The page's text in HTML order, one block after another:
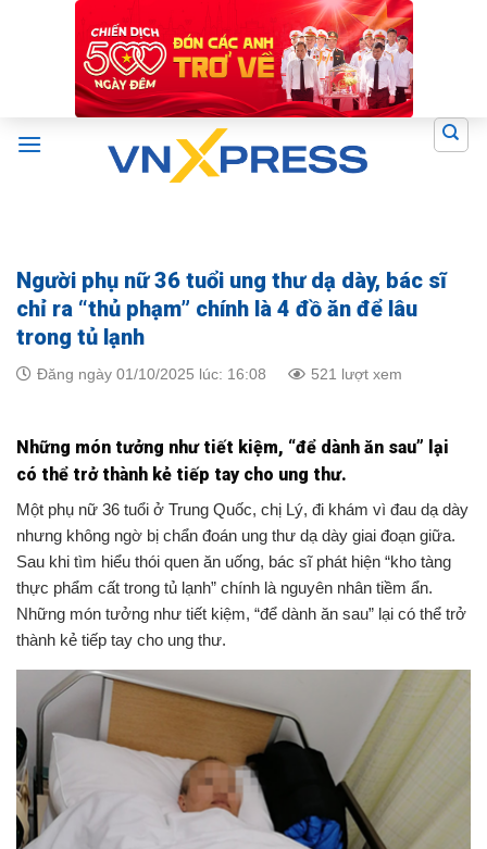
Người phụ nữ 36 tuổi ung thư dạ dày, bác sĩ
chỉ ra “thủ phạm” chính là 4 đồ ăn để lâu
trong tủ lạnh
Đăng ngày 01/10/2025 lúc: 16:08 521 lượt xem
Những món tưởng như tiết kiệm, “để dành ăn sau” lại
có thể trở thành kẻ tiếp tay cho ung thư.
Một phụ nữ 36 tuổi ở Trung Quốc, chị Lý, đi khám vì đau dạ dày
nhưng không ngờ bị chẩn đoán ung thư dạ dày giai đoạn giữa.
Sau khi tìm hiểu thói quen ăn uống, bác sĩ phát hiện “kho tàng
thực phẩm cất trong tủ lạnh” chính là nguyên nhân tiềm ẩn.
Những món tưởng như tiết kiệm, “để dành ăn sau” lại có thể trở
thành kẻ tiếp tay cho ung thư.